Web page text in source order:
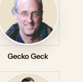
Gecko Geck